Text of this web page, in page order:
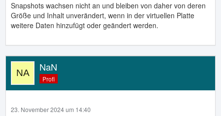
Snapshots wachsen nicht an und bleiben von daher von deren
Größe und Inhalt unverändert, wenn in der virtuellen Platte
weitere Daten hinzufügt oder geändert werden.
NaN
Profi
23. November 2024 um 14:40